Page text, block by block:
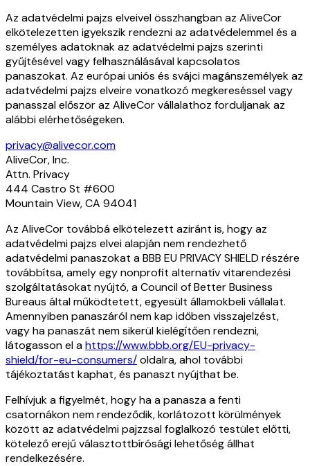
Az adatvédelmi pajzs elveivel összhangban az AliveCor
elkötelezetten igyekszik rendezni az adatvédelemmel és a
személyes adatoknak az adatvédelmi pajzs szerinti
gyűjtésével vagy felhasználásával kapcsolatos
panaszokat. Az európai uniós és svájci magánszemélyek az
adatvédelmi pajzs elveire vonatkozó megkereséssel vagy
panasszal először az AliveCor vállalathoz forduljanak az
alábbi elérhetőségeken.
privacy@alivecor.com
AliveCor, Inc.
Attn. Privacy
444 Castro St #600
Mountain View, CA 94041
Az AliveCor továbbá elkötelezett aziránt is, hogy az
adatvédelmi pajzs elvei alapján nem rendezhető
adatvédelmi panaszokat a BBB EU PRIVACY SHIELD részére
továbbítsa, amely egy nonprofit alternatív vitarendezési
szolgáltatásokat nyújtó, a Council of Better Business
Bureaus által működtetett, egyesült államokbeli vállalat.
Amennyiben panaszáról nem kap időben visszajelzést,
vagy ha panaszát nem sikerül kielégítően rendezni,
látogasson el ahttps://www.bbb.org/EU-privacy-
shield/for-eu-consumers/oldalra, ahol további
tájékoztatást kaphat, és panaszt nyújthat be.
Felhívjuk a figyelmét, hogy ha a panasza a fenti
csatornákon nem rendeződik, korlátozott körülmények
között az adatvédelmi pajzzsal foglalkozó testület előtti,
kötelező erejű választottbírósági lehetőség állhat
rendelkezésére.